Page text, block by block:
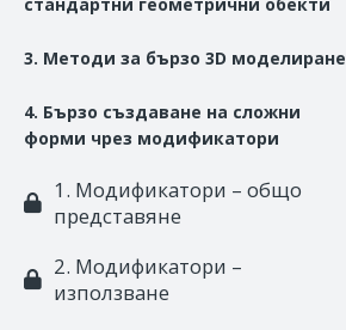
3. Методи за бързо 3D моделиране
4. Бързо създаване на сложни
форми чрез модификатори
1. Модификатори – общо
представяне
2. Модификатори –
използване